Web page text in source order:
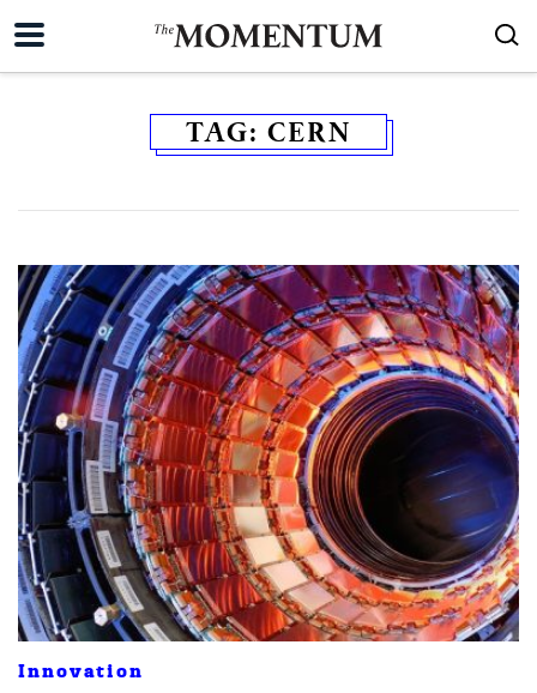
TAG: CERN
Innovation
ค้นหา
SHARE